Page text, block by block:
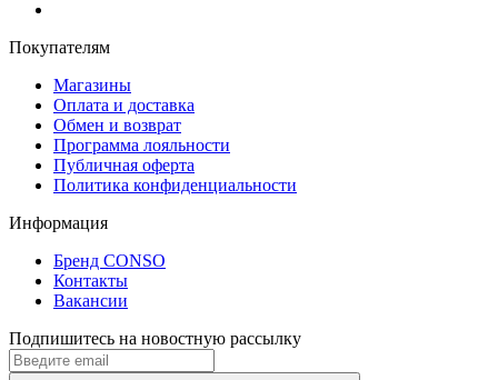
Покупателям
Магазины
Оплата и доставка
Обмен и возврат
Программа лояльности
Публичная оферта
Политика конфиденциальности
Информация
Бренд CONSO
Контакты
Вакансии
Подпишитесь на новостную рассылку